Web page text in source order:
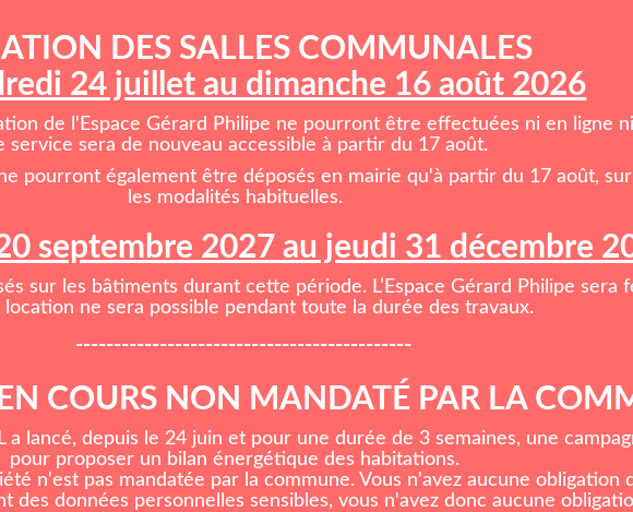
DES SALLES COMMUNALES
24 juillet au dimanche 16 août 2026
de l'Espace Gérard Philipe ne pourront être effectuées ni en ligne
service sera de nouveau accessible à partir du 17 août.
pourront également être déposés en mairie qu'à partir du 17 août,
les modalités habituelles.
septembre 2027 au jeudi 31 décembre
sur les bâtiments durant cette période. L’Espace Gérard Philipe sera
location ne sera possible pendant toute la durée des travaux.
--------------------------------------------
COURS NON MANDATÉ PAR LA
a lancé, depuis le 24 juin et pour une durée de 3 semaines, une
pour proposer un bilan énergétique des habitations.
n'est pas mandatée par la commune. Vous n'avez aucune obligation
des données personnelles sensibles, vous n'avez donc aucune